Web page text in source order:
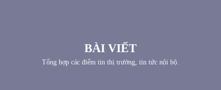
BÀI VIẾT
Tổng hợp các điểm tin thị trường, tin tức nội bộ.